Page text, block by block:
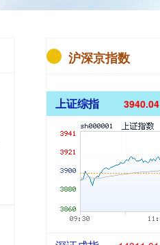
沪深京指数
上证综指 3940.04